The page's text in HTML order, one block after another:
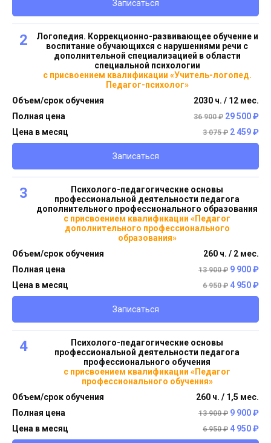
Записаться
2
Логопедия. Коррекционно-развивающее обучение и
воспитание обучающихся с нарушениями речи с
дополнительной специализацией в области
специальной психологии
с присвоением квалификации «Учитель-логопед.
Педагог-психолог»
Объем/срок обучения
2030 ч. / 12 мес.
Полная цена
36 900 ₽ 29 500 ₽
Цена в месяц
3 075 ₽ 2 459 ₽
Записаться
3
Психолого-педагогические основы
профессиональной деятельности педагога
дополнительного профессионального образования
с присвоением квалификации «Педагог
дополнительного профессионального
образования»
Объем/срок обучения
260 ч. / 2 мес.
Полная цена
13 900 ₽ 9 900 ₽
Цена в месяц
6 950 ₽ 4 950 ₽
Записаться
4
Психолого-педагогические основы
профессиональной деятельности педагога
профессионального обучения
с присвоением квалификации «Педагог
профессионального обучения»
Объем/срок обучения
260 ч. / 1,5 мес.
Полная цена
13 900 ₽ 9 900 ₽
Цена в месяц
6 950 ₽ 4 950 ₽